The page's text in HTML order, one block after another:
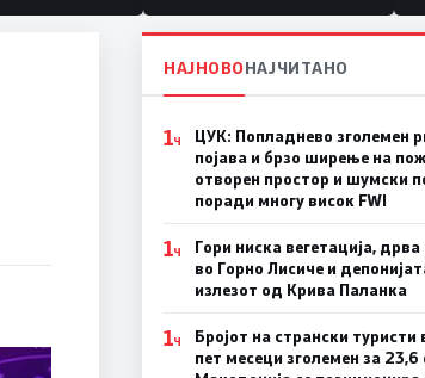
НАЈНОВОНАЈЧИТАНО
1Ч
ЦУК: Попладнево зголемен
појава и брзо ширење на
отворен простор и шумски
поради многу висок FWI
1Ч
Гори ниска вегетација,
во Горно Лисиче и
излезот од Крива Паланка
1Ч
Бројот на странски туристи
пет месеци зголемен за 23,6